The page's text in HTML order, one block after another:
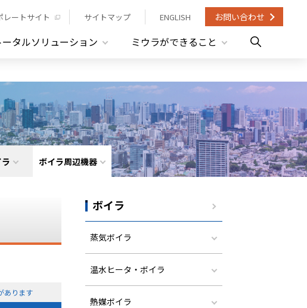
レートサイト サイトマップ ENGLISH お問い合わせ
ータルソリューション ミウラができること
ボイラ周辺機器
あります
ボイラ
蒸気ボイラ
温水ヒータ・ボイラ
熱媒ボイラ